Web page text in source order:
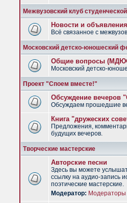
Межвузовский клуб
Новости и объявления
Всё связанное с
Московский детско-юношеский
Общие вопросы
Московский детско-
Проект "Споем вместе!"
Обсуждение вечеров
Обсуждаем прошедшие
Книга "дружеских
Предложения,
будущих вечеров.
Творческие мастерские
Авторские песни
Здесь вы можете
ссылку на аудио-запись
поэтические мастерские.
Модератор: Модераторы